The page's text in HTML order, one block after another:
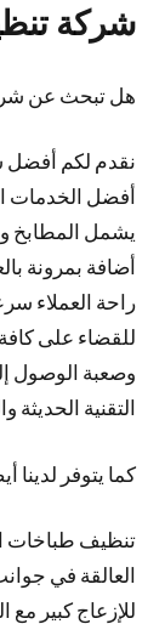
شركة
هل تبحث عن
نقدم لكم أفضل
أفضل الخدمات
يشمل المطابخ
أضافة بمرونة
راحة العملاء
للقضاء على
وصعبة الوصول
التقنية الحديثة
كما يتوفر لدينا
تنظيف طباخات
العالقة في
للإزعاج كبير